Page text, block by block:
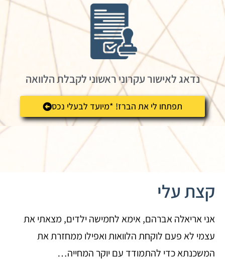
נדאג לאישור עקרוני ראשוני לקבלת הלוואה
תפתחו לי את הברז! *מיועד לבעלי נכס
קצת עלי
אני אריאלה אברהם, אימא לחמישה ילדים, מצאתי את
עצמי לא פעם לוקחת הלוואות ואפילו ממחזרת את
המשכנתא כדי להתמודד עם יוקר המחייה…